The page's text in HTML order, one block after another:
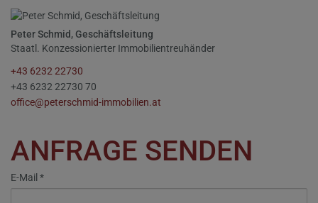
Peter Schmid, Geschäftsleitung
Staatl. Konzessionierter Immobilientreuhänder
+43 6232 22730
+43 6232 22730 70
office@peterschmid-immobilien.at
ANFRAGE SENDEN
E-Mail